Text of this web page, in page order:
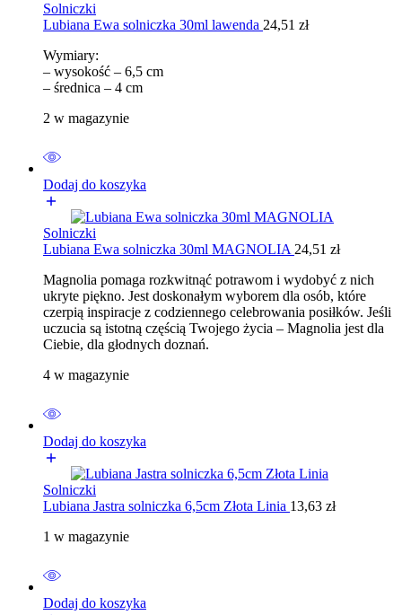
Solniczki
Lubiana Ewa solniczka 30ml lawenda 24,51 zł
Wymiary:
– wysokość – 6,5 cm
– średnica – 4 cm
2 w magazynie
Dodaj do koszyka
Solniczki
Lubiana Ewa solniczka 30ml MAGNOLIA 24,51 zł
Magnolia pomaga rozkwitnąć potrawom i wydobyć z nich
ukryte piękno. Jest doskonałym wyborem dla osób, które
czerpią inspiracje z codziennego celebrowania posiłków. Jeśli
uczucia są istotną częścią Twojego życia – Magnolia jest dla
Ciebie, dla głodnych doznań.
4 w magazynie
Dodaj do koszyka
Solniczki
Lubiana Jastra solniczka 6,5cm Złota Linia 13,63 zł
1 w magazynie
Dodaj do koszyka